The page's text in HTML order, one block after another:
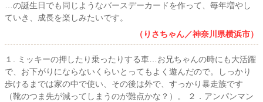
…の誕生日でも同じようなバースデーカードを作って、毎年増やし
ていき、成長を楽しみたいです。
（りさちゃん／神奈川県横浜市）
１. ミッキーの押したり乗ったりする車…お兄ちゃんの時にも大活躍
で、お下がりにならないくらいとってもよく遊んだので。しっかり
歩けるまでは家の中で使い、その後は外で、すっかり暴走族です
（靴のつま先が減ってしまうのが難点かな？）。 ２．アンパンマン